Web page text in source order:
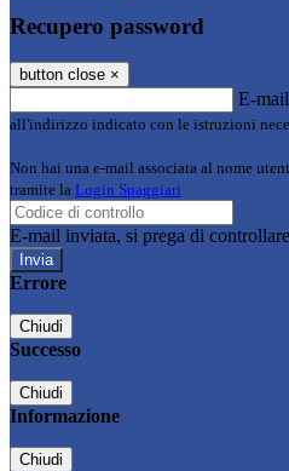
Recupero password
button close ×
E-mail
all'indirizzo indicato con le istruzioni
Non hai una e-mail associata al nome
tramite la Login Spaggiari
E-mail inviata, si prega di
Errore
Chiudi
Successo
Chiudi
Informazione
Chiudi